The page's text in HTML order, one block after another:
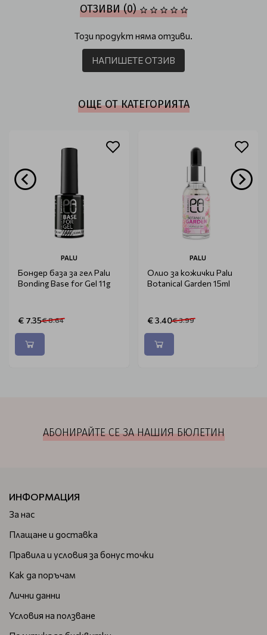
ОТЗИВИ (0)
Този продукт няма отзиви.
НАПИШЕТЕ ОТЗИВ
ОЩЕ ОТ КАТЕГОРИЯТА
PALU
Бондер база за гел Palu
Bonding Base for Gel 11g
€ 7.35€ 8.64
PALU
Олио за кожички Palu
Botanical Garden 15ml
€ 3.40€ 3.99
АБОНИРАЙТЕ СЕ ЗА НАШИЯ БЮЛЕТИН
ИНФОРМАЦИЯ
За нас
Плащане и доставка
Правила и условия за бонус точки
Как да поръчам
Лични данни
Условия на ползване